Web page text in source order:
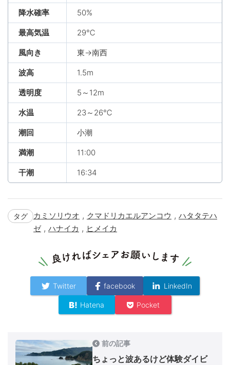
降水確率 50%
最高気温 29℃
風向き 東→南西
波高 1.5m
透明度 5～12m
水温 23～26℃
潮回 小潮
満潮 11:00
干潮 16:34
タグ カミソリウオ , クマドリカエルアンコウ , ハタタテハ
ゼ, ハナイカ , ヒメイカ
Twitter facebook LinkedIn
Hatena Pocket
前の記事
ちょっと波あるけど体験ダイビ